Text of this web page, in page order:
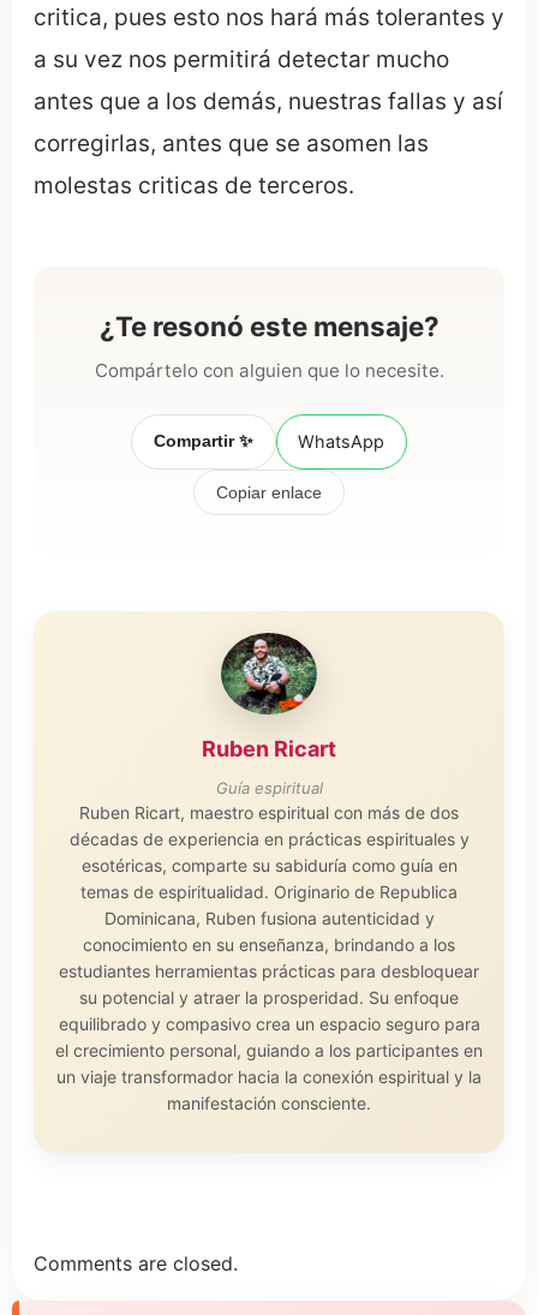
critica, pues esto nos hará más tolerantes y
a su vez nos permitirá detectar mucho
antes que a los demás, nuestras fallas y así
corregirlas, antes que se asomen las
molestas criticas de terceros.
¿Te resonó este mensaje?
Compártelo con alguien que lo necesite.
Compartir ✨ WhatsApp
Copiar enlace
Ruben Ricart
Guía espiritual
Ruben Ricart, maestro espiritual con más de dos
décadas de experiencia en prácticas espirituales y
esotéricas, comparte su sabiduría como guía en
temas de espiritualidad. Originario de Republica
Dominicana, Ruben fusiona autenticidad y
conocimiento en su enseñanza, brindando a los
estudiantes herramientas prácticas para desbloquear
su potencial y atraer la prosperidad. Su enfoque
equilibrado y compasivo crea un espacio seguro para
el crecimiento personal, guiando a los participantes en
un viaje transformador hacia la conexión espiritual y la
manifestación consciente.
Comments are closed.